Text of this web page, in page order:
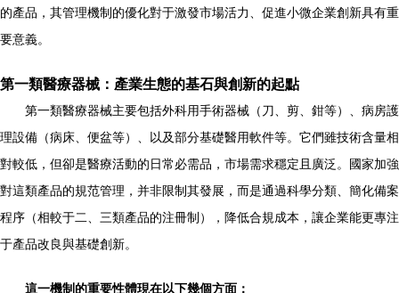
的產品，其管理機制的優化對于激發市場活力、促進小微企業創新具有重
要意義。
第一類醫療器械：產業生態的基石與創新的起點
第一類醫療器械主要包括外科用手術器械（刀、剪、鉗等）、病房護
理設備（病床、便盆等）、以及部分基礎醫用軟件等。它們雖技術含量相
對較低，但卻是醫療活動的日常必需品，市場需求穩定且廣泛。國家加強
對這類產品的規范管理，并非限制其發展，而是通過科學分類、簡化備案
程序（相較于二、三類產品的注冊制），降低合規成本，讓企業能更專注
于產品改良與基礎創新。
這一機制的重要性體現在以下幾個方面：